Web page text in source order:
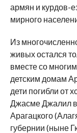
армян и курдов-
мирного
Из
живых остался
вместе со
детским домам
дети погибли от
Джасме Джалил
Арагацкого
губернии (ныне